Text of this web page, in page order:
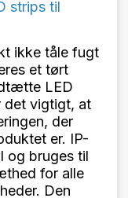
strips til
ikke tåle fugt
et tørt
LED
det vigtigt, at
der
er. IP-
og bruges til
for alle
Den